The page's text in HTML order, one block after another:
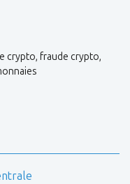
crypto, fraude crypto,